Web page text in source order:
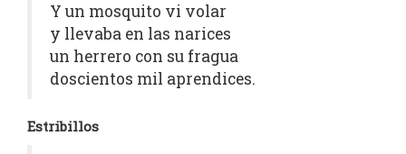
Y un mosquito vi volar
y llevaba en las narices
un herrero con su fragua
doscientos mil aprendices.
Estribillos